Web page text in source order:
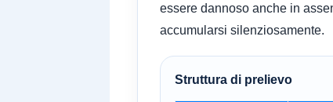
essere dannoso anche in
accumularsi silenziosamente.
Struttura di prelievo